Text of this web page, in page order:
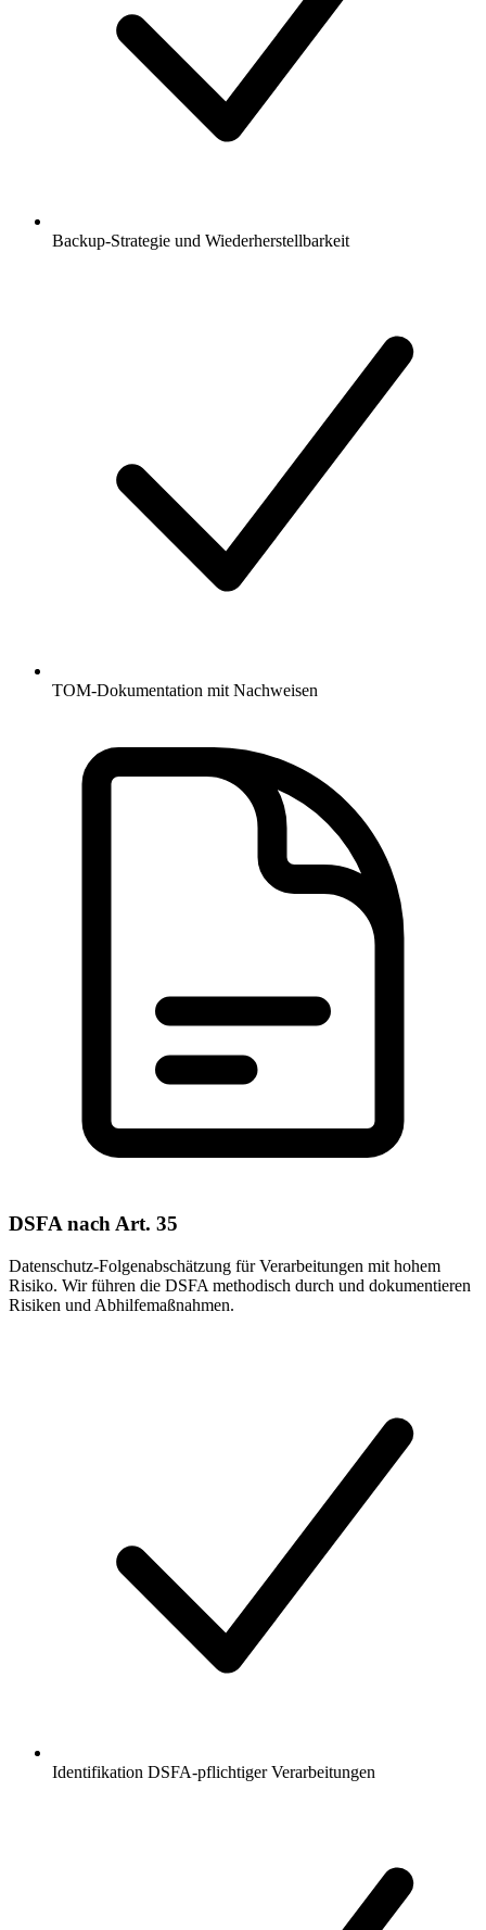
Backup-Strategie und Wiederherstellbarkeit
TOM-Dokumentation mit Nachweisen
DSFA nach Art. 35
Datenschutz-Folgenabschätzung für Verarbeitungen mit hohem
Risiko. Wir führen die DSFA methodisch durch und dokumentieren
Risiken und Abhilfemaßnahmen.
Identifikation DSFA-pflichtiger Verarbeitungen